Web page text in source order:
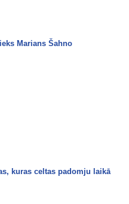
Marians Šahno
kuras celtas padomju laikā